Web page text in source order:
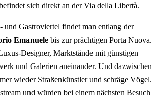
sich direkt an der Via della Libertà.
und Gastroviertel findet man entlang der
Emanuele bis zur prächtigen Porta
Designer, Marktstände mit günstigen
und Galerien aneinander. Und
wieder Straßenkünstler und schräge
und würden bei einem nächsten Besuch